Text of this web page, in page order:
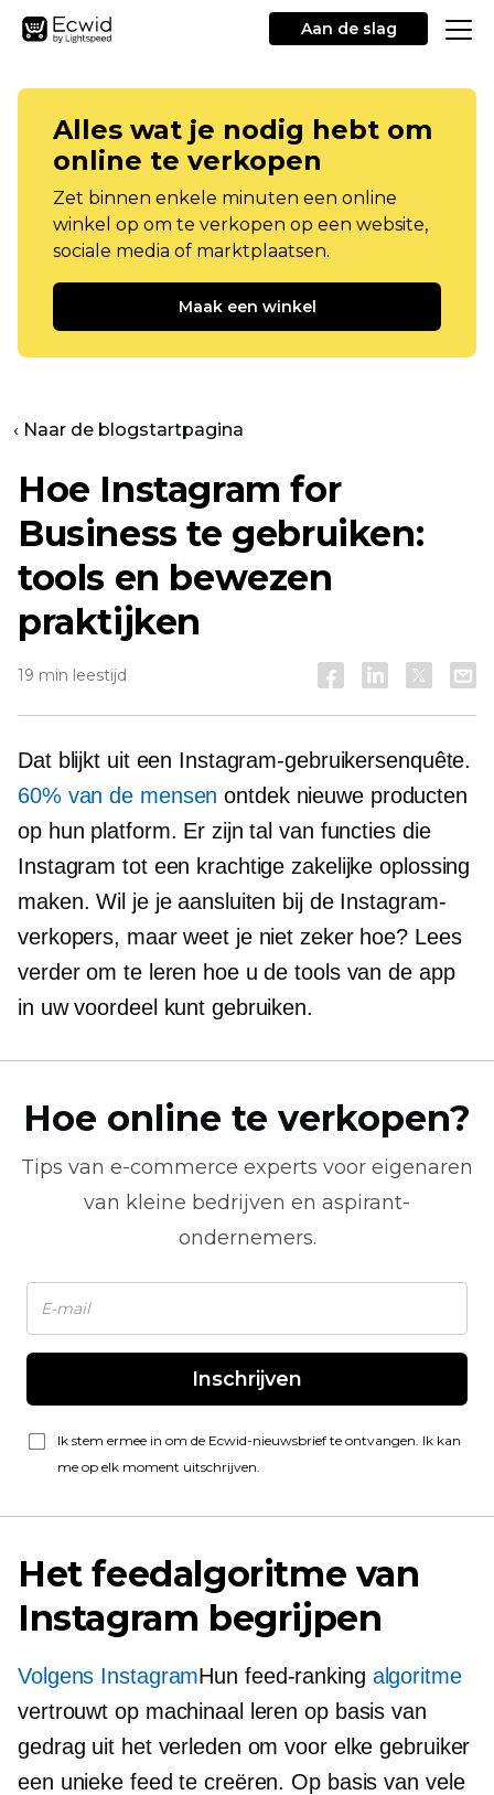
Aan de slag
Alles wat je nodig hebt om
online te verkopen
Zet binnen enkele minuten een online
winkel op om te verkopen op een website,
sociale media of marktplaatsen.
Maak een winkel
‹ Naar de blogstartpagina
Hoe Instagram for
Business te gebruiken:
tools en bewezen
praktijken
19 min leestijd
Dat blijkt uit een Instagram-gebruikersenquête.
60% van de mensen ontdek nieuwe producten
op hun platform. Er zijn tal van functies die
Instagram tot een krachtige zakelijke oplossing
maken. Wil je je aansluiten bij de Instagram-
verkopers, maar weet je niet zeker hoe? Lees
verder om te leren hoe u de tools van de app
in uw voordeel kunt gebruiken.
Hoe online te verkopen?
Tips van e-commerce experts voor eigenaren
van kleine bedrijven en aspirant-
ondernemers.
Inschrijven
Ik stem ermee in om de Ecwid-nieuwsbrief te ontvangen. Ik kan
me op elk moment uitschrijven.
Het feedalgoritme van
Instagram begrijpen
Volgens InstagramHun feed-ranking algoritme
vertrouwt op machinaal leren op basis van
gedrag uit het verleden om voor elke gebruiker
een unieke feed te creëren. Op basis van vele